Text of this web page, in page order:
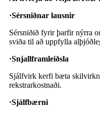
·Sérsniðnar lausnir
Sérsniðið fyrir þarfir nýrra
sviða til að uppfylla
·Snjallframleiðsla
Sjálfvirk kerfi bæta
rekstrarkostnaði.
·Sjálfbærni